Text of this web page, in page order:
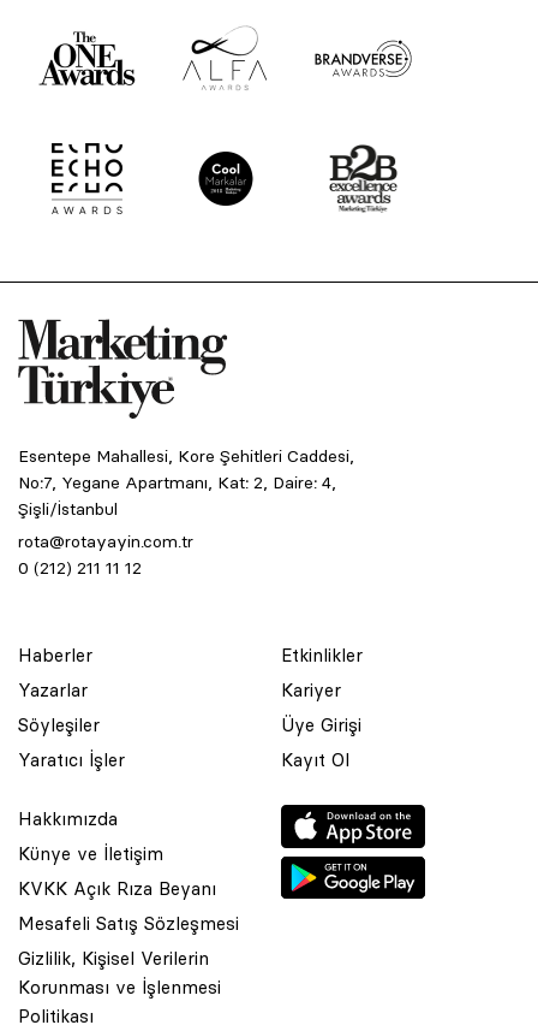
Esentepe Mahallesi, Kore Şehitleri Caddesi,
No:7, Yegane Apartmanı, Kat: 2, Daire: 4,
Şişli/İstanbul
rota@rotayayin.com.tr
0 (212) 211 11 12
Haberler
Yazarlar
Söyleşiler
Yaratıcı İşler
Etkinlikler
Kariyer
Üye Girişi
Kayıt Ol
Hakkımızda
Künye ve İletişim
KVKK Açık Rıza Beyanı
Mesafeli Satış Sözleşmesi
Gizlilik, Kişisel Verilerin
Korunması ve İşlenmesi
Politikası
© 2001 Rota Yayın Yapım Tanıtım Tic. Ltd. Şti. Bu Sitede Bulunan